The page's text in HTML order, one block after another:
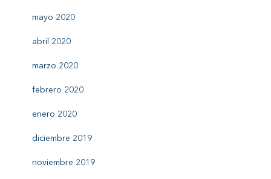
mayo 2020
abril 2020
marzo 2020
febrero 2020
enero 2020
diciembre 2019
noviembre 2019